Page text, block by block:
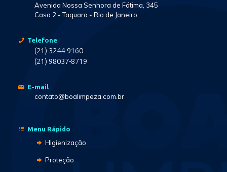
Avenida Nossa Senhora de Fátima, 345
Casa 2 - Taquara - Rio de Janeiro
Telefone
(21) 3244-9160
(21) 98037-8719
E-mail
contato@boalimpeza.com.br
Menu Rápido
Higienização
Proteção